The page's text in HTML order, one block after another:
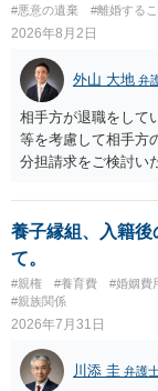
#悪意の遺棄
#離婚する
2026年8月2日
外山 大地 弁
相手方が退職をして
等を考慮して相手方
分担請求をご検討い
て、ご検討いただく
養子縁組、入籍
て。
#親権 #養育費 #婚姻費
#親族関係
2026年7月31日
川添 圭 弁護